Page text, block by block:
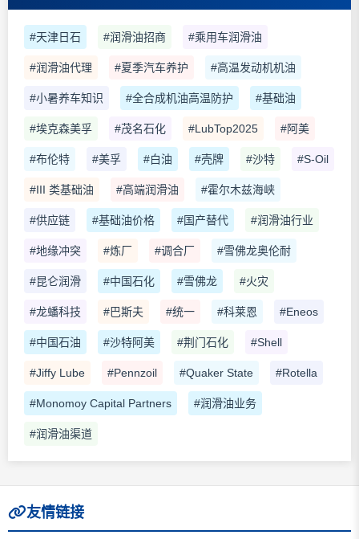
#天津日石 #润滑油招商 #乘用车润滑油
#润滑油代理 #夏季汽车养护 #高温发动机机油
#小暑养车知识 #全合成机油高温防护 #基础油
#埃克森美孚 #茂名石化 #LubTop2025 #阿美
#布伦特 #美孚 #白油 #壳牌 #沙特 #S-Oil
#III 类基础油 #高端润滑油 #霍尔木兹海峡
#供应链 #基础油价格 #国产替代 #润滑油行业
#地缘冲突 #炼厂 #调合厂 #雪佛龙奥伦耐
#昆仑润滑 #中国石化 #雪佛龙 #火灾
#龙蟠科技 #巴斯夫 #统一 #科莱恩 #Eneos
#中国石油 #沙特阿美 #荆门石化 #Shell
#Jiffy Lube #Pennzoil #Quaker State #Rotella
#Monomoy Capital Partners #润滑油业务
#润滑油渠道
友情链接